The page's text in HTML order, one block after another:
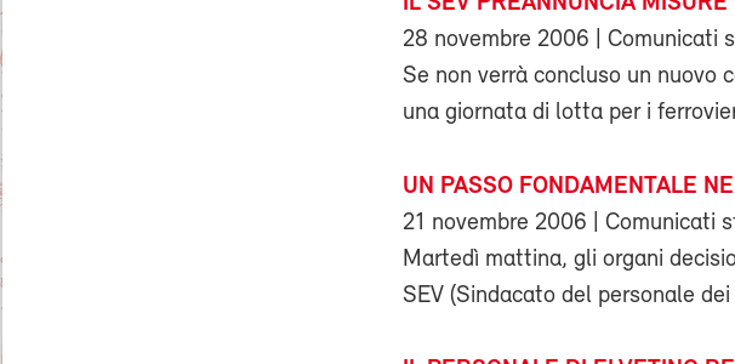
28 novembre 2006 | Comunicati
Se non verrà concluso un nuovo
una giornata di lotta per i
UN PASSO FONDAMENTALE
21 novembre 2006 | Comunicati
Martedì mattina, gli organi
SEV (Sindacato del personale